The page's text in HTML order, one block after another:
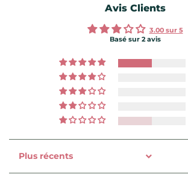
Avis Clients
3.00 sur 5
Basé sur 2 avis
Sort by